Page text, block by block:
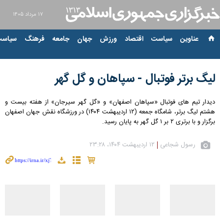
۱۷ مرداد ۱۴۰۵
عناوین‌ سیاست اقتصاد ورزش جهان جامعه فرهنگ
لیگ برتر فوتبال - سپاهان و گل گهر
دیدار تیم های فوتبال «سپاهان اصفهان» و «گل گهر سیرجان» از هفته بیست‌ و
هشتم لیگ برتر، شامگاه جمعه (۱۲ اردیبهشت ۱۴۰۴) در ورزشگاه نقش جهان اصفهان
برگزار و با برتری ۲ بر ۱ گل گهر به پایان رسید.
رسول شجاعی ۱۲ اردیبهشت ۱۴۰۴، ۲۳:۲۸